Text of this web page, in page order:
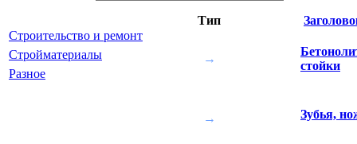
Строительство и ремонт
Стройматериалы
Разное
Тип
→
стойки
→ Зубья,